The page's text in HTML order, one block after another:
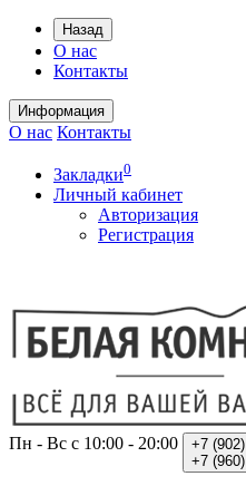
Назад
О нас
Контакты
Информация
О нас Контакты
Закладки0
Личный кабинет
Авторизация
Регистрация
Пн - Вс с 10:00 - 20:00 +7 (902)
+7 (960)